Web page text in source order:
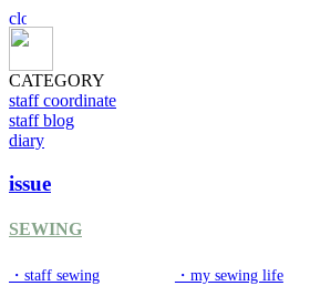
CATEGORY
staff coordinate
staff blog
diary
issue
SEWING
・staff sewing
・my sewing life